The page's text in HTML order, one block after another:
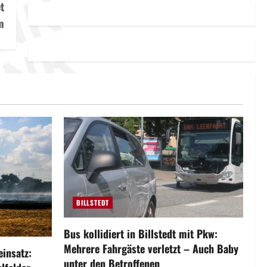
BILLSTEDT
Bus kollidiert in Billstedt mit Pkw:
Mehrere Fahrgäste verletzt – Auch Baby
unter den Betroffenen